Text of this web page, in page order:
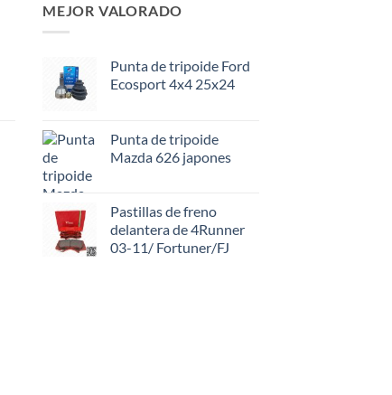
MEJOR VALORADO
Punta de tripoide Ford
Ecosport 4x4 25x24
Punta de tripoide
Mazda 626 japones
Pastillas de freno
delantera de 4Runner
03-11/ Fortuner/FJ